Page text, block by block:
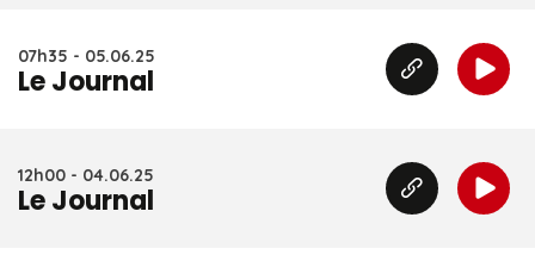
07h35 - 05.06.25
Le Journal
12h00 - 04.06.25
Le Journal